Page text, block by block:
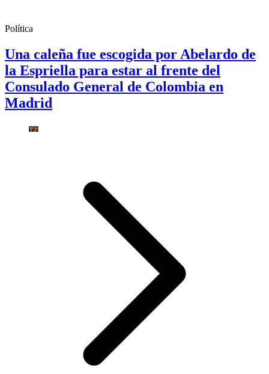
Política
Una caleña fue escogida por Abelardo de
la Espriella para estar al frente del
Consulado General de Colombia en
Madrid